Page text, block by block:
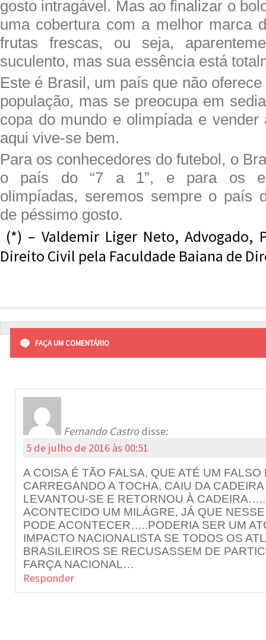
gosto intragável. Mas ao finalizar o
uma cobertura com a melhor marca
frutas frescas, ou seja,
suculento, mas sua essência está
Este é Brasil, um país que não
população, mas se preocupa em
copa do mundo e olimpíada e vender
aqui vive-se bem.
Para os conhecedores do futebol, o
o país do “7 a 1”, e para os
olimpíadas, seremos sempre o país
de péssimo gosto.
(*) – Valdemir Liger Neto, Advogado,
Direito Civil pela Faculdade Baiana de
FAÇA UM COMENTÁRIO
Fernando Castro disse:
5 de julho de 2016 às 00:51
A COISA É TÃO FALSA, QUE ATÉ UM FALSO
CARREGANDO A TOCHA, CAIU DA
LEVANTOU-SE E RETORNOU À
ACONTECIDO UM MILÁGRE, JÁ QUE
PODE ACONTECER…..PODERIA SER UM
IMPACTO NACIONALISTA SE TODOS OS
BRASILEIROS SE RECUSASSEM DE
FARÇA NACIONAL…
Responder